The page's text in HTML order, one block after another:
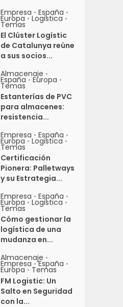
Empresa • España •
Europa • Logistica •
Temas
El Clúster Logístic
de Catalunya reúne
a sus socios...
Almacenaje •
España • Europa •
Temas
Estanterías de PVC
para almacenes:
resistencia...
Empresa • España •
Europa • Logistica •
Temas
Certificación
Pionera: Palletways
y su Estrategia...
Empresa • España •
Europa • Logistica •
Temas
Cómo gestionar la
logística de una
mudanza en...
Almacenaje •
Empresa • España •
Europa • Temas
FM Logistic: Un
Salto en Seguridad
con la...